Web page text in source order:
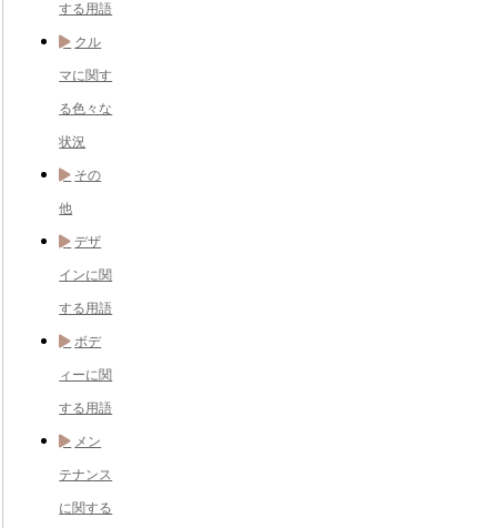
する用語
クル
マに関す
る色々な
状況
その
他
デザ
インに関
する用語
ボデ
ィーに関
する用語
メン
テナンス
に関する